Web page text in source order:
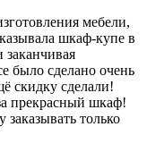
мебели,
шкаф-купе в
заканчивая
было сделано очень
скидку сделали!
прекрасный шкаф!
только